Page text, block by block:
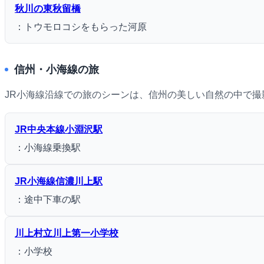
秋川の東秋留橋
：トウモロコシをもらった河原
信州・小海線の旅
JR小海線沿線での旅のシーンは、信州の美しい自然の中で撮
JR中央本線小淵沢駅
：小海線乗換駅
JR小海線信濃川上駅
：途中下車の駅
川上村立川上第一小学校
：小学校